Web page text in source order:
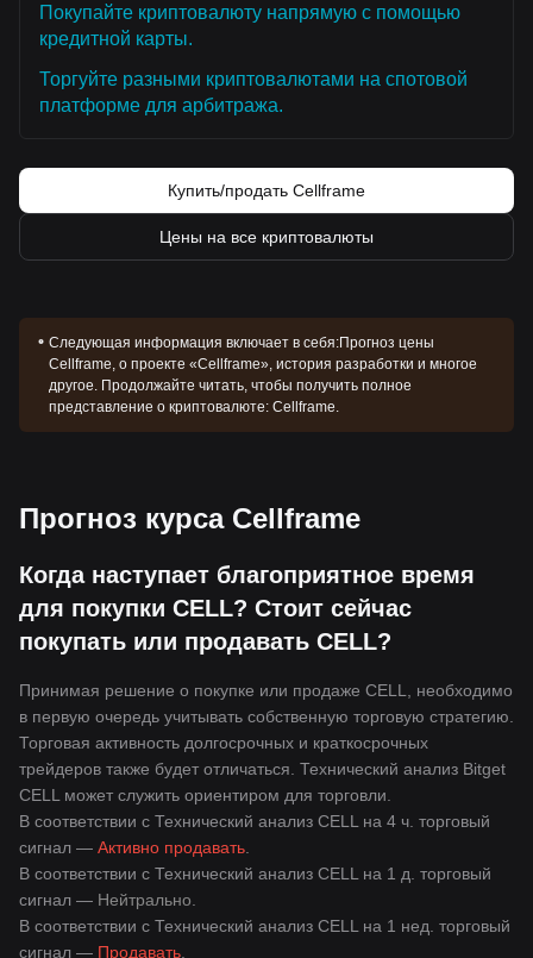
Покупайте криптовалюту напрямую с помощью
кредитной карты.
Торгуйте разными криптовалютами на спотовой
платформе для арбитража.
Купить/продать Cellframe
Цены на все криптовалюты
Следующая информация включает в себя:Прогноз цены
Cellframe, о проекте «Cellframe», история разработки и многое
другое. Продолжайте читать, чтобы получить полное
представление о криптовалюте: Cellframe.
Прогноз курса Cellframe
Когда наступает благоприятное время
для покупки CELL? Стоит сейчас
покупать или продавать CELL?
Принимая решение о покупке или продаже CELL, необходимо
в первую очередь учитывать собственную торговую стратегию.
Торговая активность долгосрочных и краткосрочных
трейдеров также будет отличаться. Технический анализ Bitget
CELL может служить ориентиром для торговли.
В соответствии с Технический анализ CELL на 4 ч. торговый
сигнал — Активно продавать
В соответствии с Технический анализ CELL на 1 д. торговый
сигнал — Нейтрально
В соответствии с Технический анализ CELL на 1 нед. торговый
сигнал — Продавать